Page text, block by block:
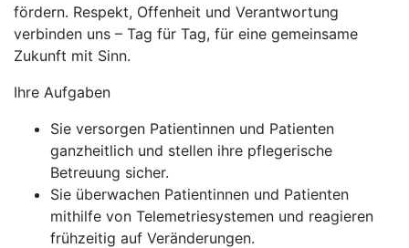
fördern. Respekt, Offenheit und Verantwortung
verbinden uns – Tag für Tag, für eine gemeinsame
Zukunft mit Sinn.
Ihre Aufgaben
Sie versorgen Patientinnen und Patienten
ganzheitlich und stellen ihre pflegerische
Betreuung sicher.
Sie überwachen Patientinnen und Patienten
mithilfe von Telemetriesystemen und reagieren
frühzeitig auf Veränderungen.